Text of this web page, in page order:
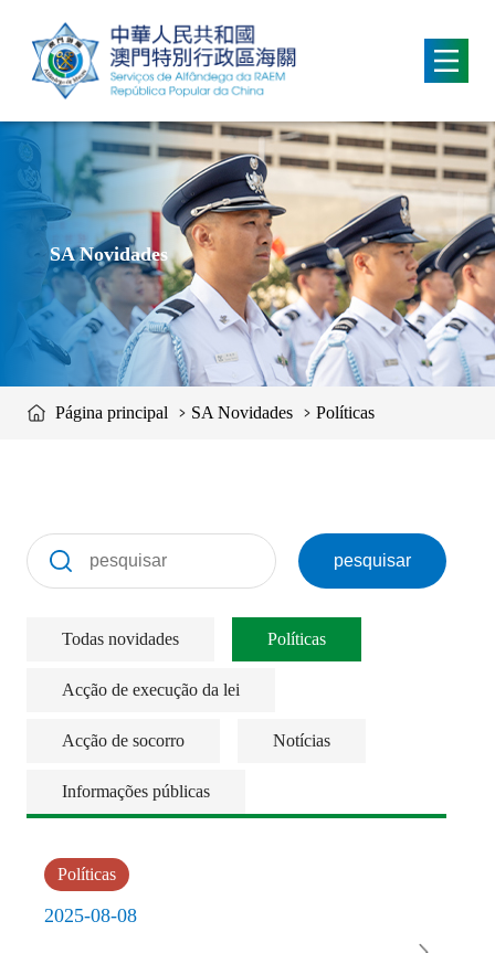
移動到内容區域
SA Novidades
Página principal SA Novidades Políticas
pesquisar
Todas novidades Políticas
Acção de execução da lei
Acção de socorro Notícias
Informações públicas
Políticas
2025-08-08